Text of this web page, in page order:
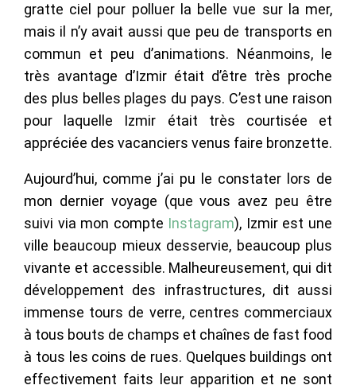
gratte ciel pour polluer la belle vue sur la mer,
mais il n’y avait aussi que peu de transports en
commun et peu d’animations. Néanmoins, le
très avantage d’Izmir était d’être très proche
des plus belles plages du pays. C’est une raison
pour laquelle Izmir était très courtisée et
appréciée des vacanciers venus faire bronzette.
Aujourd’hui, comme j’ai pu le constater lors de
mon dernier voyage (que vous avez peu être
suivi via mon compte Instagram), Izmir est une
ville beaucoup mieux desservie, beaucoup plus
vivante et accessible. Malheureusement, qui dit
développement des infrastructures, dit aussi
immense tours de verre, centres commerciaux
à tous bouts de champs et chaînes de fast food
à tous les coins de rues. Quelques buildings ont
effectivement faits leur apparition et ne sont